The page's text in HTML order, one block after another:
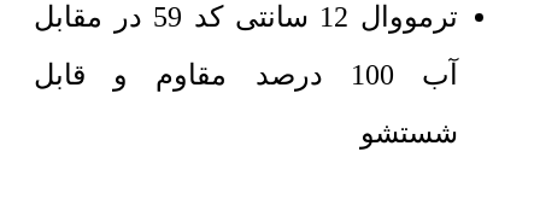
ترمووال 12 سانتی کد 59 در مقابل
آب 100 درصد مقاوم و قابل
شستشو